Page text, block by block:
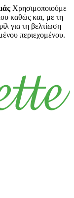
Χρησιμοποιούμε
καθώς και, με τη
για τη βελτίωση
περιεχομένου.